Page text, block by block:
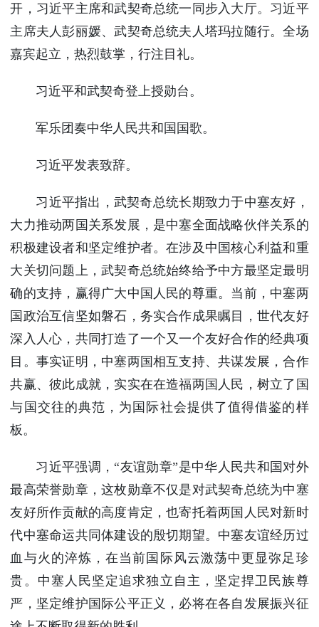
开，习近平主席和武契奇总统一同步入大厅。习近平
主席夫人彭丽媛、武契奇总统夫人塔玛拉随行。全场
嘉宾起立，热烈鼓掌，行注目礼。
习近平和武契奇登上授勋台。
军乐团奏中华人民共和国国歌。
习近平发表致辞。
习近平指出，武契奇总统长期致力于中塞友好，
大力推动两国关系发展，是中塞全面战略伙伴关系的
积极建设者和坚定维护者。在涉及中国核心利益和重
大关切问题上，武契奇总统始终给予中方最坚定最明
确的支持，赢得广大中国人民的尊重。当前，中塞两
国政治互信坚如磐石，务实合作成果瞩目，世代友好
深入人心，共同打造了一个又一个友好合作的经典项
目。事实证明，中塞两国相互支持、共谋发展，合作
共赢、彼此成就，实实在在造福两国人民，树立了国
与国交往的典范，为国际社会提供了值得借鉴的样
板。
习近平强调，“友谊勋章”是中华人民共和国对外
最高荣誉勋章，这枚勋章不仅是对武契奇总统为中塞
友好所作贡献的高度肯定，也寄托着两国人民对新时
代中塞命运共同体建设的殷切期望。中塞友谊经历过
血与火的淬炼，在当前国际风云激荡中更显弥足珍
贵。中塞人民坚定追求独立自主，坚定捍卫民族尊
严，坚定维护国际公平正义，必将在各自发展振兴征